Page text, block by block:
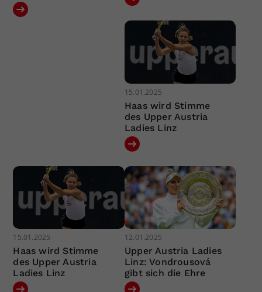
15.01.2025
Haas wird Stimme
des Upper Austria
Ladies Linz
15.01.2025
Haas wird Stimme
des Upper Austria
Ladies Linz
12.01.2025
Upper Austria Ladies
Linz: Vondrousová
gibt sich die Ehre